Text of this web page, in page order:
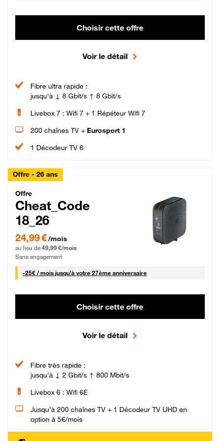
Choisir cette offre
Voir le détail
Fibre ultra rapide :
jusqu'à ↓ 8 Gbit/s ↑ 8 Gbit/s
Livebox 7 : Wifi 7 + 1 Répéteur Wifi 7
200 chaînes TV + Eurosport 1
1 Décodeur TV 6
Offre - 26 ans
Cheat_Code Fibre_18_26
Offre
Cheat_Code
18_26
24,99 € par mois pendant 0 mois puis 49,99 € par mois, Sans engagement
24,99 €/mois
au lieu de 49,99 €/mois
Sans engagement
-25€ / mois25 € par mois
jusqu'à votre 27ème anniversaire
Choisir cette offre
Voir le détail
Fibre très rapide :
jusqu'à ↓ 2 Gbit/s ↑ 800 Mbit/s
Livebox 6 : Wifi 6E
Jusqu’à 200 chaînes TV + 1 Décodeur TV UHD en
option à 5€/mois